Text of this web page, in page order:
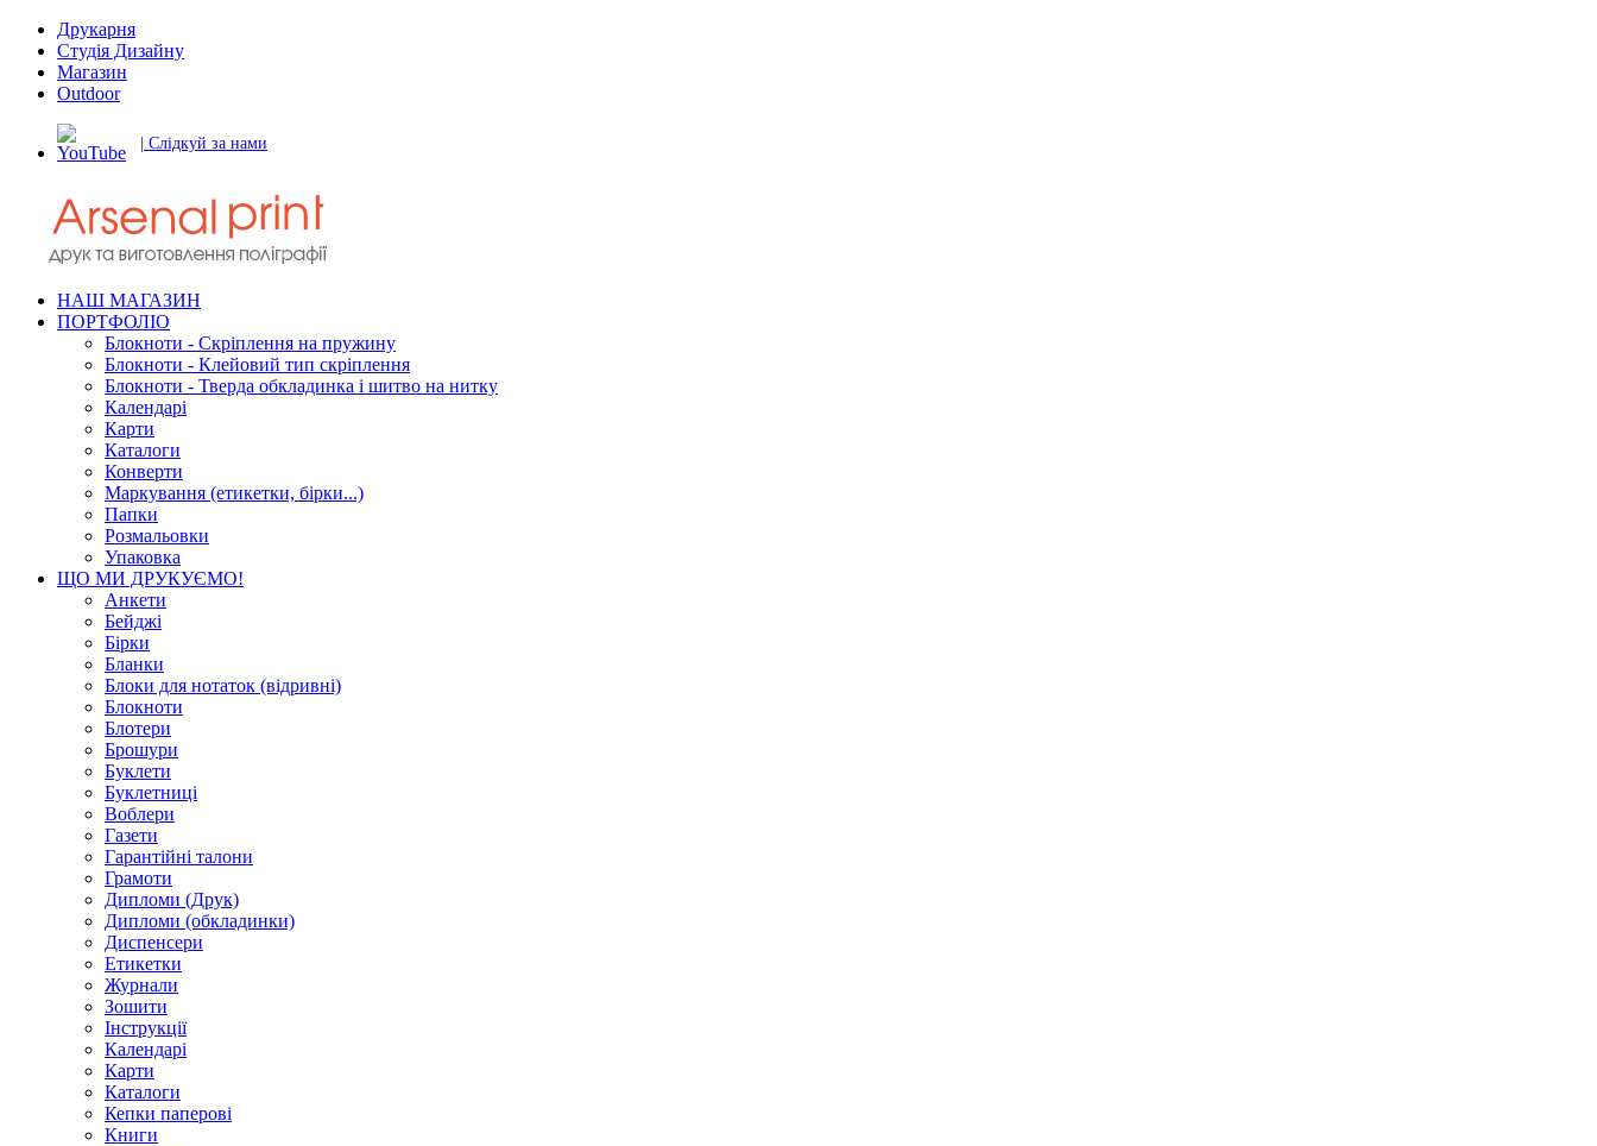
Друкарня
Студія Дизайну
Магазин
Outdoor
| Слідкуй за нами
НАШ МАГАЗИН
ПОРТФОЛІО
Блокноти - Скріплення на пружину
Блокноти - Клейовий тип скріплення
Блокноти - Тверда обкладинка і шитво на нитку
Календарі
Карти
Каталоги
Конверти
Маркування (етикетки, бірки...)
Папки
Розмальовки
Упаковка
ЩО МИ ДРУКУЄМО!
Анкети
Бейджі
Бірки
Бланки
Блоки для нотаток (відривні)
Блокноти
Блотери
Брошури
Буклети
Буклетниці
Воблери
Газети
Гарантійні талони
Грамоти
Дипломи (Друк)
Дипломи (обкладинки)
Диспенсери
Етикетки
Журнали
Зошити
Інструкції
Календарі
Карти
Каталоги
Кепки паперові
Книги